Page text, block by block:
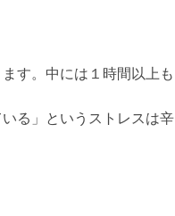
す。中には１時間以上も
る」というストレスは辛